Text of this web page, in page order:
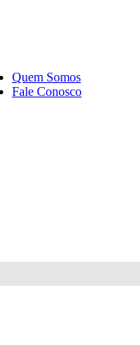
Quem Somos
Fale Conosco